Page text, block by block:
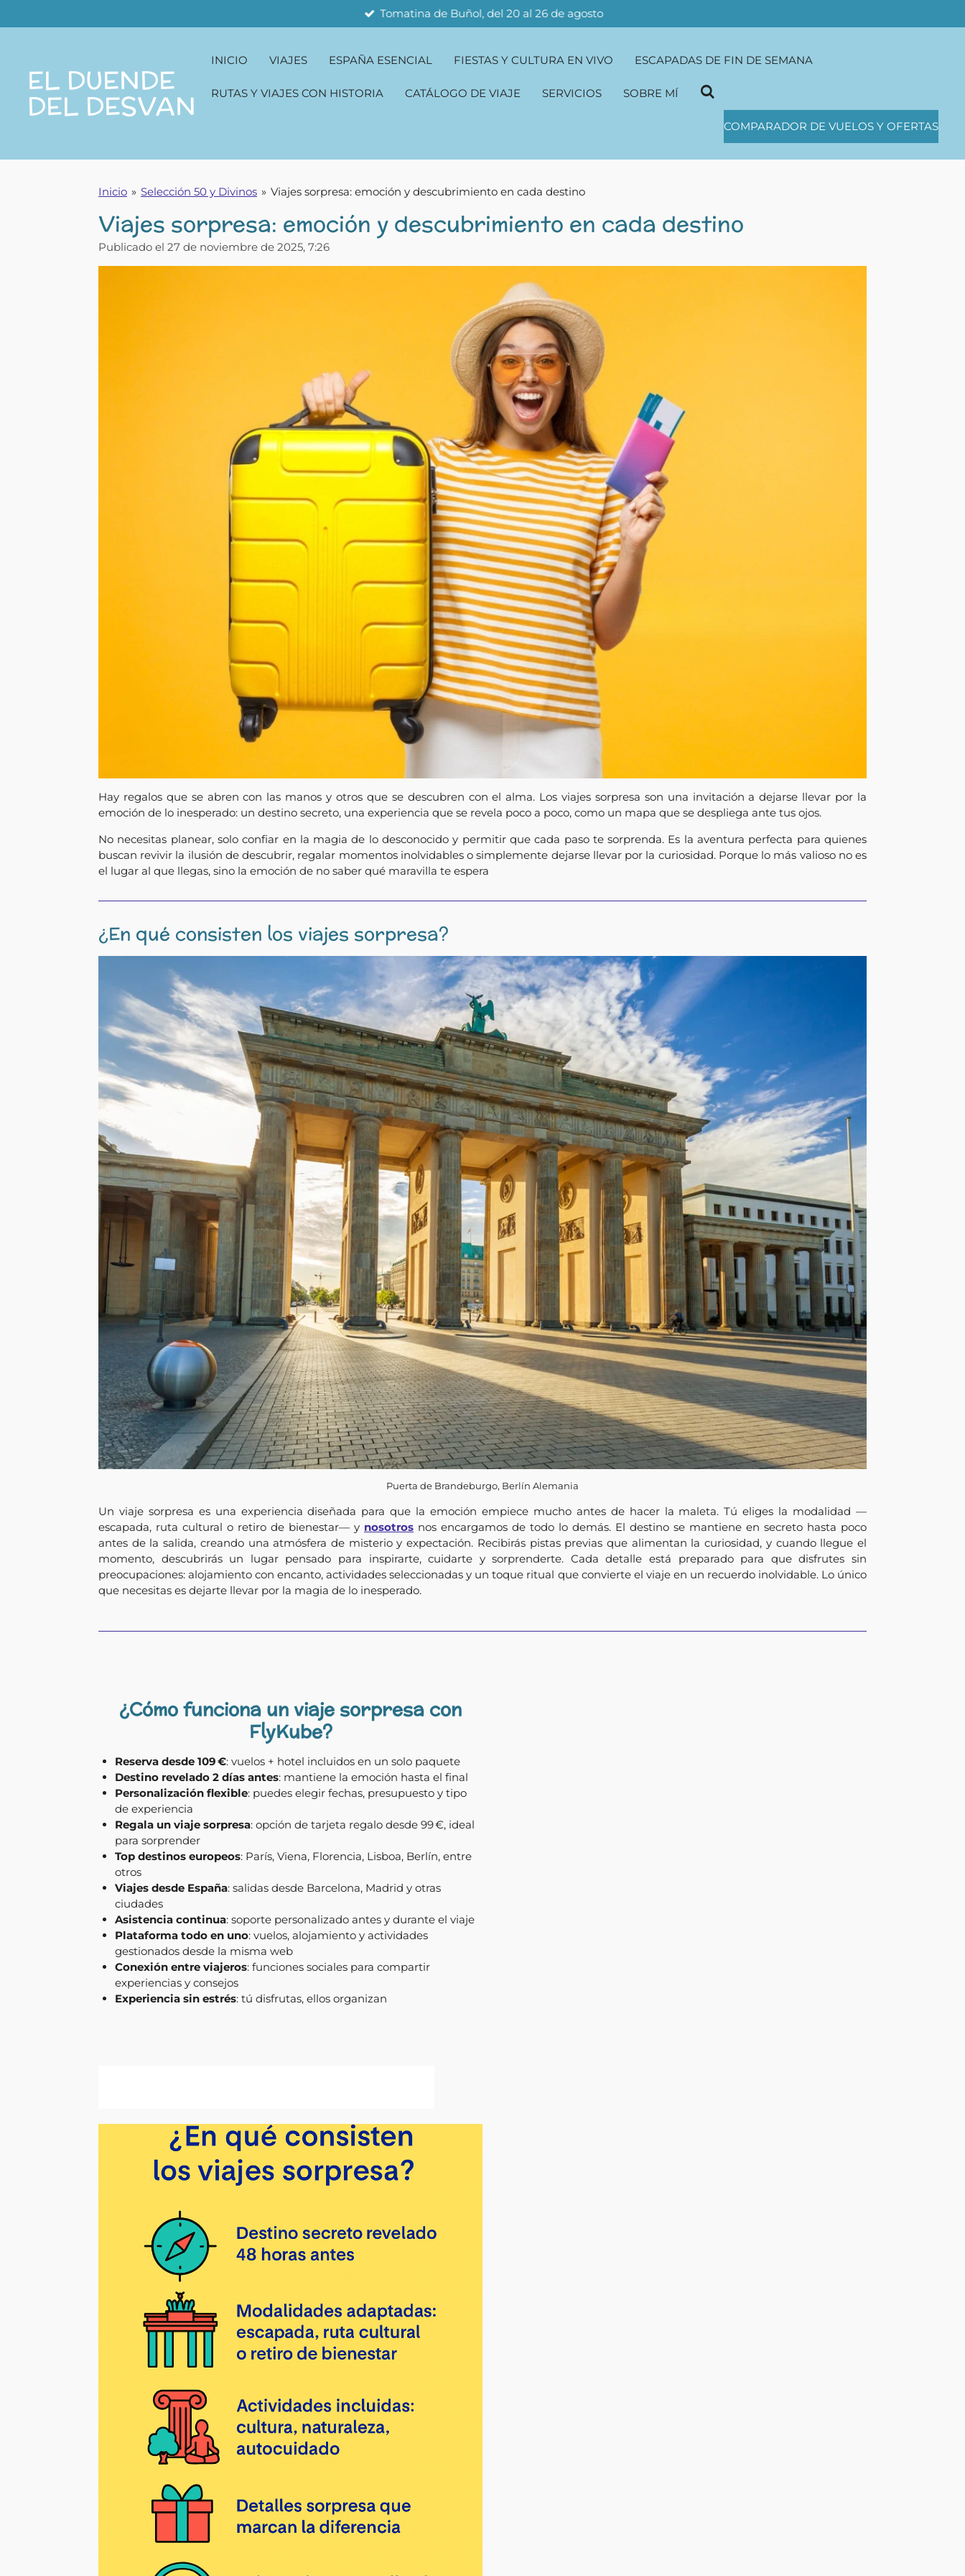
al
Tomatina de Buñol, del 20 al 26 de agosto
EL DUENDE
DEL DESVAN
INICIO VIAJES ESPAÑA ESENCIAL FIESTAS Y CULTURA EN VIVO ESCAPADAS DE FIN DE SEMANA
RUTAS Y VIAJES CON HISTORIA CATÁLOGO DE VIAJE SERVICIOS SOBRE MÍ
COMPARADOR DE VUELOS Y OFERTAS
Inicio » Selección 50 y Divinos » Viajes sorpresa: emoción y descubrimiento en cada destino
Viajes sorpresa: emoción y descubrimiento en cada destino
Publicado el 27 de noviembre de 2025, 7:26
Hay regalos que se abren con las manos y otros que se descubren con el alma. Los viajes sorpresa son una invitación a dejarse llevar por la
emoción de lo inesperado: un destino secreto, una experiencia que se revela poco a poco, como un mapa que se despliega ante tus ojos.
No necesitas planear, solo confiar en la magia de lo desconocido y permitir que cada paso te sorprenda. Es la aventura perfecta para quienes
buscan revivir la ilusión de descubrir, regalar momentos inolvidables o simplemente dejarse llevar por la curiosidad. Porque lo más valioso no es
el lugar al que llegas, sino la emoción de no saber qué maravilla te espera
¿En qué consisten los viajes sorpresa?
Puerta de Brandeburgo, Berlín Alemania
Un viaje sorpresa es una experiencia diseñada para que la emoción empiece mucho antes de hacer la maleta. Tú eliges la modalidad —
escapada, ruta cultural o retiro de bienestar— y nosotros nos encargamos de todo lo demás. El destino se mantiene en secreto hasta poco
antes de la salida, creando una atmósfera de misterio y expectación. Recibirás pistas previas que alimentan la curiosidad, y cuando llegue el
momento, descubrirás un lugar pensado para inspirarte, cuidarte y sorprenderte. Cada detalle está preparado para que disfrutes sin
preocupaciones: alojamiento con encanto, actividades seleccionadas y un toque ritual que convierte el viaje en un recuerdo inolvidable. Lo único
que necesitas es dejarte llevar por la magia de lo inesperado.
¿Cómo funciona un viaje sorpresa con
FlyKube?
Reserva desde 109 €: vuelos + hotel incluidos en un solo paquete
Destino revelado 2 días antes: mantiene la emoción hasta el final
Personalización flexible: puedes elegir fechas, presupuesto y tipo
de experiencia
Regala un viaje sorpresa: opción de tarjeta regalo desde 99 €, ideal
para sorprender
Top destinos europeos: París, Viena, Florencia, Lisboa, Berlín, entre
otros
Viajes desde España: salidas desde Barcelona, Madrid y otras
ciudades
Asistencia continua: soporte personalizado antes y durante el viaje
Plataforma todo en uno: vuelos, alojamiento y actividades
gestionados desde la misma web
Conexión entre viajeros: funciones sociales para compartir
experiencias y consejos
Experiencia sin estrés: tú disfrutas, ellos organizan